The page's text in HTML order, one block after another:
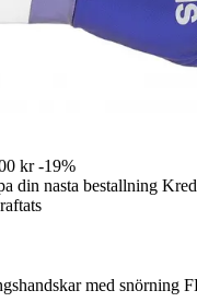
kr -19%
din nasta bestallning
med snörning